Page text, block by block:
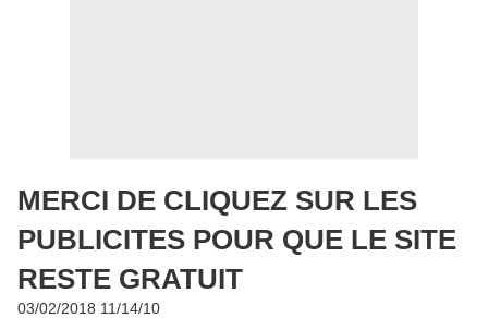
MERCI DE CLIQUEZ SUR LES
PUBLICITES POUR QUE LE SITE
RESTE GRATUIT
03/02/2018 11/14/10